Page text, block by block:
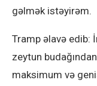
gəlmək istəyirəm.
Tramp əlavə edib:
zeytun
maksimum və